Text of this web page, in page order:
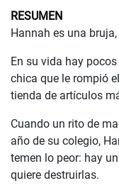
RESUMEN
Hannah es una
En su vida hay
chica que le rompió
tienda de artículos
Cuando un rito de
año de su colegio,
temen lo peor: hay
quiere destruirlas.